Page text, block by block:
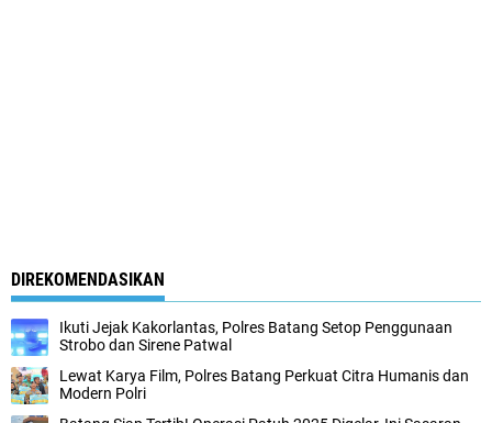
DIREKOMENDASIKAN
Ikuti Jejak Kakorlantas, Polres Batang Setop Penggunaan
Strobo dan Sirene Patwal
Lewat Karya Film, Polres Batang Perkuat Citra Humanis dan
Modern Polri